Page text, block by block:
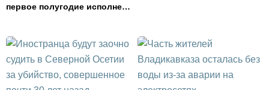
первое полугодие исполнен